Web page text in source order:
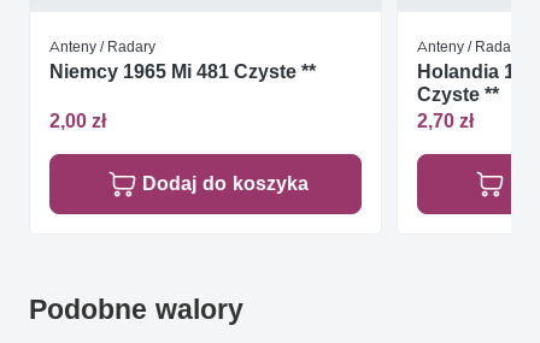
Anteny / Radary
Niemcy 1965 Mi 481 Czyste **
2,00 zł
Dodaj do koszyka
Anteny / Radary
Holandia
Czyste **
2,70 zł
Podobne walory